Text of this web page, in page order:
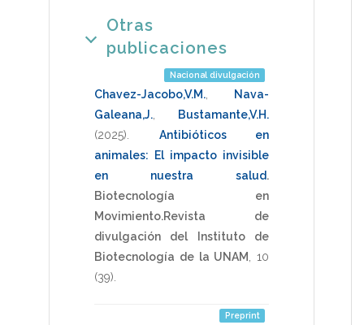
Otras
publicaciones
Nacional divulgación
Chavez-Jacobo,V.M.,
Nava-
Galeana,J.,
Bustamante,V.H.
(2025). Antibióticos en
animales: El impacto invisible
en nuestra salud.
Biotecnología en
Movimiento.Revista de
divulgación del Instituto de
Biotecnología de la UNAM, 10
(39).
Preprint